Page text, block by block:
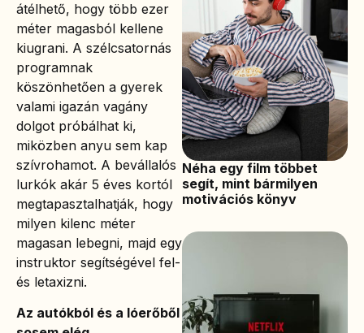
átélhető, hogy több ezer
méter magasból kellene
kiugrani. A szélcsatornás
programnak
köszönhetően a gyerek
valami igazán vagány
dolgot próbálhat ki,
miközben anyu sem kap
szívrohamot. A bevállalós
lurkók akár 5 éves kortól
megtapasztalhatják, hogy
milyen kilenc méter
magasan lebegni, majd egy
instruktor segítségével fel-
és letaxizni.
Az autókból és a lóerőből
Néha egy film többet
segít, mint bármilyen
motivációs könyv